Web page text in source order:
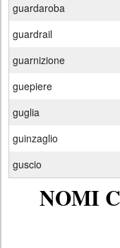
guardaroba
guardrail
guarnizione
guepiere
guglia
guinzaglio
guscio
NOMI